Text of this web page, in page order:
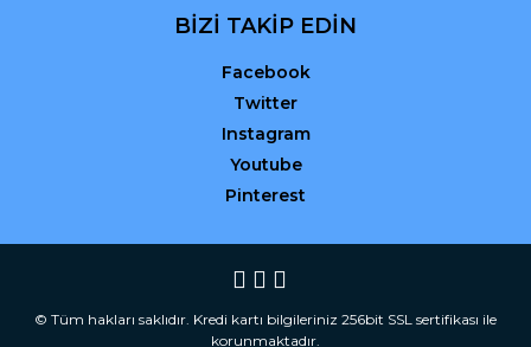
BİZİ TAKİP EDİN
Facebook
Twitter
Instagram
Youtube
Pinterest
© Tüm hakları saklıdır. Kredi kartı bilgileriniz 256bit SSL sertifikası ile
korunmaktadır.